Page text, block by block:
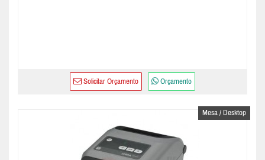
Solicitar Orçamento Orçamento
Mesa / Desktop